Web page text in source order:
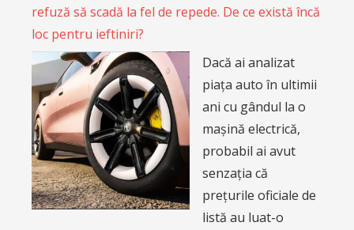
refuză să scadă la fel de repede. De ce există încă
loc pentru ieftiniri?
Dacă ai analizat
piața auto în ultimii
ani cu gândul la o
mașină electrică,
probabil ai avut
senzația că
prețurile oficiale de
listă au luat-o